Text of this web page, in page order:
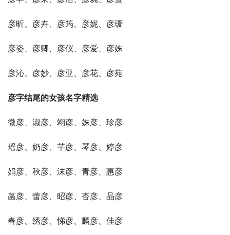
彦昕、彦卉、彦筠、彦妮、彦瑗
彦姿、彦卿、彦仪、彦爱、彦姝
彦沁、彦妙、彦亚、彦花、彦苑
彦字结尾的女孩名字精选
微彦、淑彦、翊彦、姝彦、珍彦
瑶彦、奶彦、芊彦、琴彦、婷彦
娟彦、秋彦、沫彦、青彦、惠彦
菡彦、蕾彦、昭彦、杏彦、晶彦
春彦、绣彦、悌彦、麟彦、佳彦